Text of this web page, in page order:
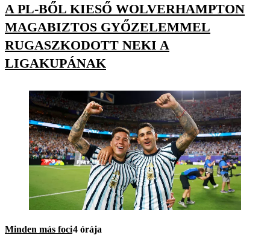
A PL-BŐL KIESŐ WOLVERHAMPTON
MAGABIZTOS GYŐZELEMMEL
RUGASZKODOTT NEKI A
LIGAKUPÁNAK
Minden más foci4 órája